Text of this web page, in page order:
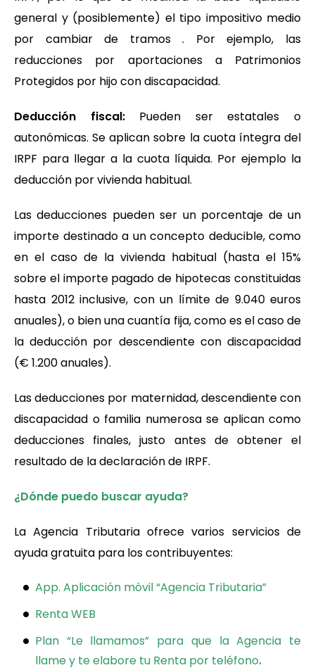
general y (posiblemente) el tipo impositivo medio
por cambiar de tramos . Por ejemplo, las
reducciones por aportaciones a Patrimonios
Protegidos por hijo con discapacidad.
Deducción fiscal:Pueden ser estatales o
autonómicas. Se aplican sobre la cuota íntegra del
IRPF para llegar a la cuota líquida. Por ejemplo la
deducción por vivienda habitual.
Las deducciones pueden ser un porcentaje de un
importe destinado a un concepto deducible, como
en el caso de la vivienda habitual (hasta el 15%
sobre el importe pagado de hipotecas constituidas
hasta 2012 inclusive, con un límite de 9.040 euros
anuales), o bien una cuantía fija, como es el caso de
la deducción por descendiente con discapacidad
(€ 1.200 anuales).
Las deducciones por maternidad, descendiente con
discapacidad o familia numerosa se aplican como
deducciones finales, justo antes de obtener el
resultado de la declaración de IRPF.
¿Dónde puedo buscar ayuda?
La Agencia Tributaria ofrece varios servicios de
ayuda gratuita para loscontribuyentes:
App. Aplicación móvil “Agencia Tributaria”
Renta WEB
Plan “Le llamamos” para que la Agencia te
llame y te elabore tu Renta por teléfono.